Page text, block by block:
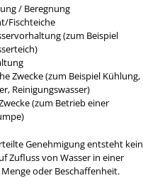
/ Beregnung
Fischteiche
(zum Beispiel
Zwecke (zum Beispiel Kühlung,
Reinigungswasser)
(zum Betrieb einer
Genehmigung entsteht kein
Zufluss von Wasser in einer
oder Beschaffenheit.